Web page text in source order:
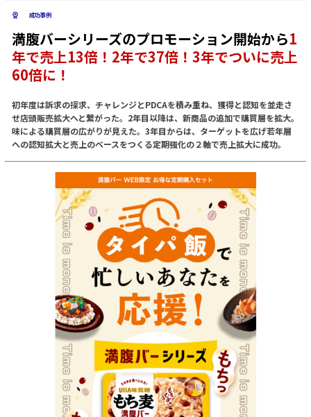
成功事例
満腹バーシリーズのプロモーション開始から1
年で売上13倍！2年で37倍！3年でついに売上
60倍に！
初年度は訴求の探求、チャレンジとPDCAを積み重ね、獲得と認知を並走さ
せ店頭販売拡大へと繋がった。2年目以降は、新商品の追加で購買層を拡大。
味による購買層の広がりが見えた。3年目からは、ターゲットを広げ若年層
への認知拡大と売上のベースをつくる定期強化の２軸で売上拡大に成功。